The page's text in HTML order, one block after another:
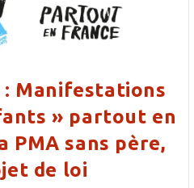
: Manifestations
» partout en
PMA sans père,
de loi